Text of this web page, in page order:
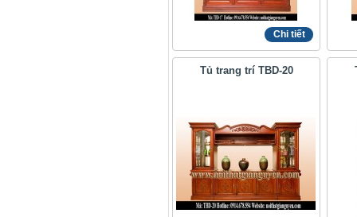
Chi tiết
Tủ trang trí TBD-20